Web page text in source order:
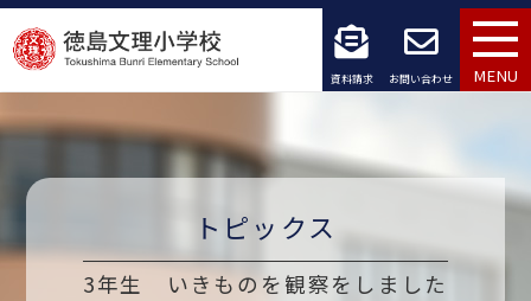
コ
ン
テ
へ
資料請求 お問い合わせ MENU
トピックス
3年生 いきものを観察をしました